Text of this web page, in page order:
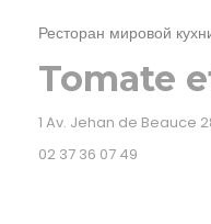
Ресторан мировой
Tomate
1 Av. Jehan de Beauce
02 37 36 07 49